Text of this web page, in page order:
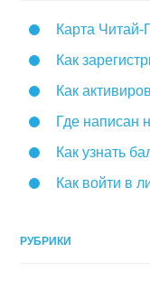
Карта Читай-
Как
Как
Где написан
Как узнать
Как войти в
РУБРИКИ